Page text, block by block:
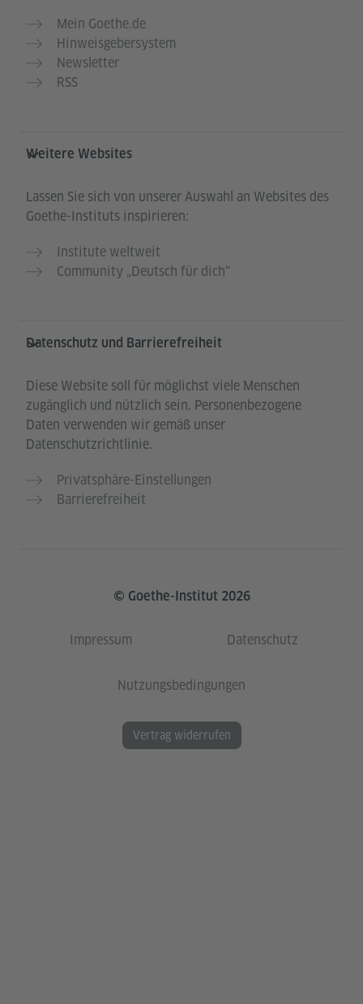
Mein Goethe.de
Hinweisgebersystem
Newsletter
RSS
Weitere Websites
Lassen Sie sich von unserer Auswahl an Websites des
Goethe-Instituts inspirieren:
Institute weltweit
Community „Deutsch für dich“
Datenschutz und Barrierefreiheit
Diese Website soll für möglichst viele Menschen
zugänglich und nützlich sein. Personenbezogene
Daten verwenden wir gemäß unser
Datenschutzrichtlinie.
Privatsphäre-Einstellungen
Barrierefreiheit
© Goethe-Institut 2026
Impressum Datenschutz
Nutzungsbedingungen
Vertrag widerrufen